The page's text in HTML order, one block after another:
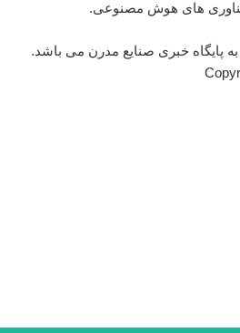
فناوری های هوش مصنوعی.
پایگاه خبری صنایع مدرن می باشد.